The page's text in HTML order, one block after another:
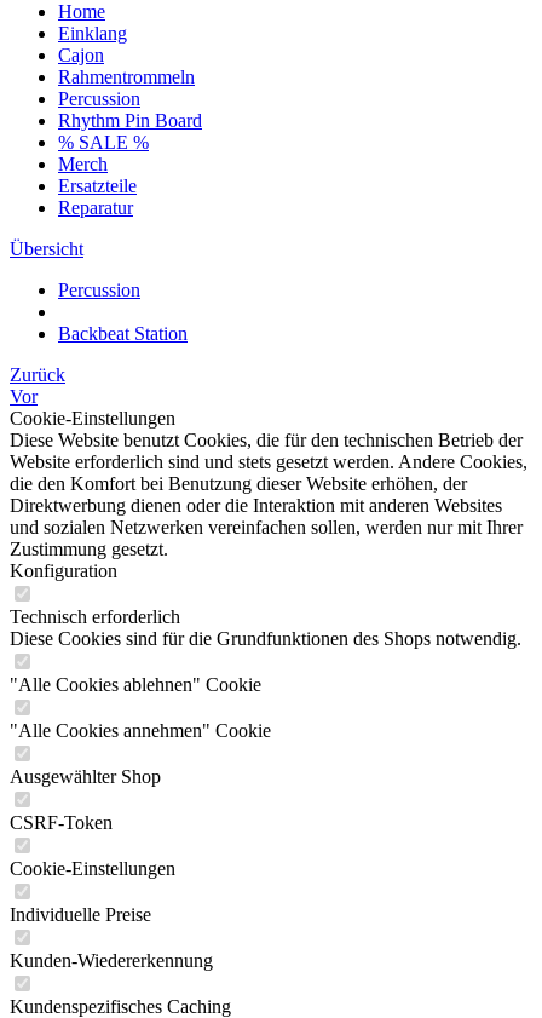
Home
Einklang
Cajon
Rahmentrommeln
Percussion
Rhythm Pin Board
% SALE %
Merch
Ersatzteile
Reparatur
Übersicht
Percussion
Backbeat Station
Zurück
Vor
Cookie-Einstellungen
Diese Website benutzt Cookies, die für den technischen Betrieb der
Website erforderlich sind und stets gesetzt werden. Andere Cookies,
die den Komfort bei Benutzung dieser Website erhöhen, der
Direktwerbung dienen oder die Interaktion mit anderen Websites
und sozialen Netzwerken vereinfachen sollen, werden nur mit Ihrer
Zustimmung gesetzt.
Konfiguration
Technisch erforderlich
Diese Cookies sind für die Grundfunktionen des Shops notwendig.
"Alle Cookies ablehnen" Cookie
"Alle Cookies annehmen" Cookie
Ausgewählter Shop
CSRF-Token
Cookie-Einstellungen
Individuelle Preise
Kunden-Wiedererkennung
Kundenspezifisches Caching